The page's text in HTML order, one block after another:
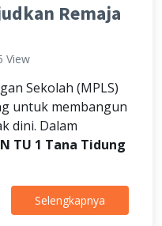
Remaja
View
Sekolah (MPLS)
untuk membangun
dini. Dalam
TU 1 Tana Tidung
Selengkapnya